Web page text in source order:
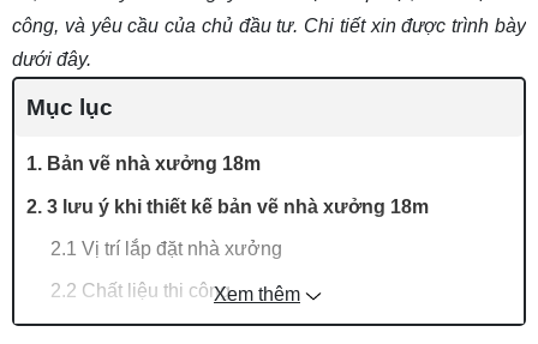
công, và yêu cầu của chủ đầu tư. Chi tiết xin được trình bày
dưới đây.
Mục lục
1. Bản vẽ nhà xưởng 18m
2. 3 lưu ý khi thiết kế bản vẽ nhà xưởng 18m
2.1 Vị trí lắp đặt nhà xưởng
2.2 Chất liệu thi công
2.3 Yêu cầu của chủ đầu tư
Xem thêm